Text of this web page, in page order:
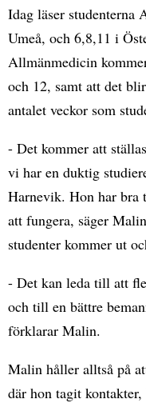
Idag läser
Umeå, och 6,8,11 i
Allmänmedicin
och 12, samt att det
antalet veckor som
- Det kommer att
vi har en duktig
Harnevik. Hon har bra
att fungera, säger
studenter kommer ut
- Det kan leda till att
och till en bättre
förklarar Malin.
Malin håller alltså på
där hon tagit